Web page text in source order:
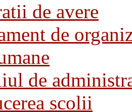
de avere
de
de
scolii